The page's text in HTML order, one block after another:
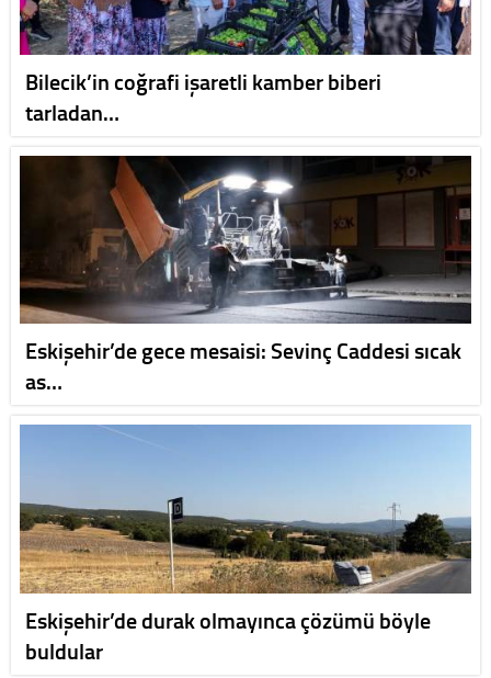
Bilecik’in coğrafi işaretli kamber biberi
tarladan…
Eskişehir’de gece mesaisi: Sevinç Caddesi sıcak
as…
Eskişehir’de durak olmayınca çözümü böyle
buldular